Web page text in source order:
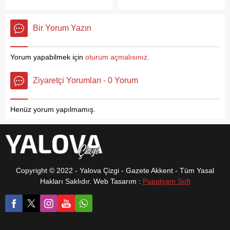
ediyoruz....
değerlendirildiği toplantıda
Başkan Güçlü, yerli, yenilikçi
ile Yalova Makina İhtisas
OSB’nin örnek çalışmalar
yaptığını söyledi.
Misafirperverliğinden dolayı
başarılar diledi.
verdiği zararı minimum
Başkan Silpagar,
Bir Yorum Yazın
Yorum yapabilmek için oturum açmalısınız
Ziyaretçi Yorumları - 0 Yorum
Henüz yorum yapılmamış.
Copyright © 2022 - Yalova Çizgi - Gazete Akkent - Tüm Yasal
Hakları Saklıdır. Web Tasarım : Papatyam Soft